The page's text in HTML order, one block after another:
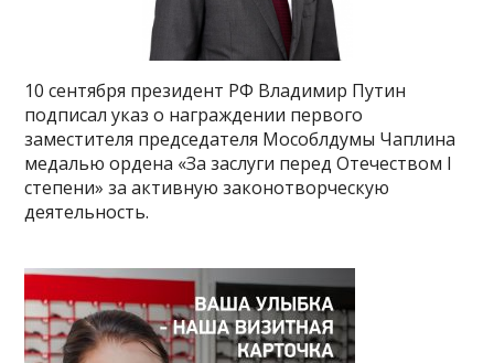
10 сентября президент РФ Владимир Путин
подписал указ о награждении первого
заместителя председателя Мособлдумы Чаплина
медалью ордена «За заслуги перед Отечеством I
степени» за активную законотворческую
деятельность.